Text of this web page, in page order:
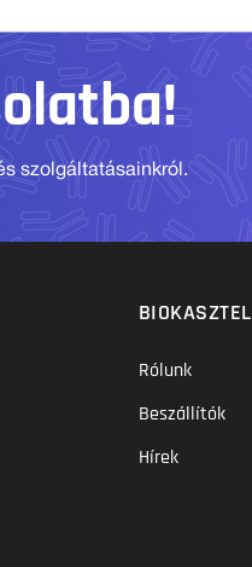
szolgáltatásainkról.
BIOKASZTEL
Rólunk
Beszállítók
Hírek